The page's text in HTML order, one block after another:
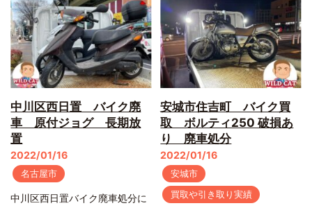
中川区西日置 バイク廃
車 原付ジョグ 長期放
置
2022/01/16
名古屋市
中川区西日置バイク廃車処分に
安城市住吉町 バイク買
取 ボルティ250 破損あ
り 廃車処分
2022/01/16
安城市
買取や引き取り実績